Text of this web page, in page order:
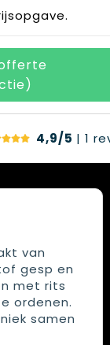
4,9/5 | 1
van
gesp en
met rits
ordenen.
samen